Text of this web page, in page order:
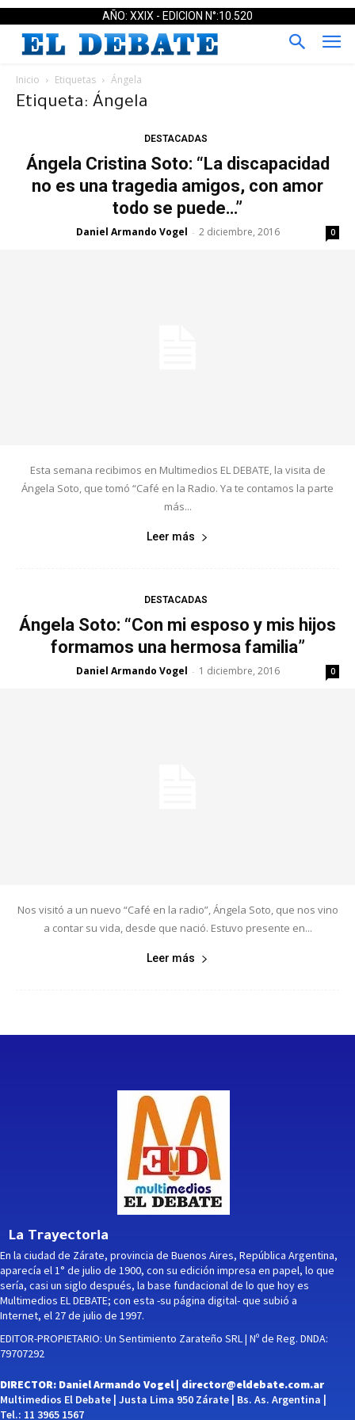
AÑO: XXIX - EDICION N°:10.520
Inicio Etiquetas Ángela
Etiqueta: Ángela
DESTACADAS
Ángela Cristina Soto: “La discapacidad
no es una tragedia amigos, con amor
todo se puede…”
Daniel Armando Vogel - 2 diciembre, 2016 0
Esta semana recibimos en Multimedios EL DEBATE, la visita de
Ángela Soto, que tomó “Café en la Radio. Ya te contamos la parte
más...
Leer más
DESTACADAS
Ángela Soto: “Con mi esposo y mis hijos
formamos una hermosa familia”
Daniel Armando Vogel - 1 diciembre, 2016 0
Nos visitó a un nuevo “Café en la radio”, Ángela Soto, que nos vino
a contar su vida, desde que nació. Estuvo presente en...
Leer más
La Trayectoria
En la ciudad de Zárate, provincia de Buenos Aires, República Argentina,
aparecía el 1° de julio de 1900, con su edición impresa en papel, lo que
sería, casi un siglo después, la base fundacional de lo que hoy es
Multimedios EL DEBATE; con esta -su página digital- que subió a
Internet, el 27 de julio de 1997.
EDITOR-PROPIETARIO: Un Sentimiento Zarateño SRL | Nº de Reg. DNDA:
79707292
DIRECTOR: Daniel Armando Vogel | director@eldebate.com.ar
Multimedios El Debate | Justa Lima 950 Zárate | Bs. As. Argentina |
Tel.: 11 3965 1567